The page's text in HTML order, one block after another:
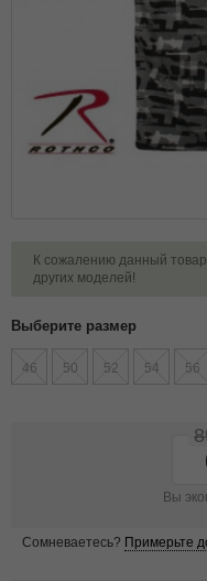
К сожалению данный
других моделей!
Выберите размер
46 50 52 54 56
Вы
Сомневаетесь? Примерьте